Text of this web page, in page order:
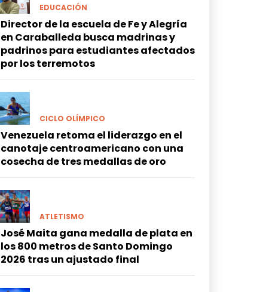
EDUCACIÓN
Director de la escuela de Fe y Alegría
en Caraballeda busca madrinas y
padrinos para estudiantes afectados
por los terremotos
CICLO OLÍMPICO
Venezuela retoma el liderazgo en el
canotaje centroamericano con una
cosecha de tres medallas de oro
ATLETISMO
José Maita gana medalla de plata en
los 800 metros de Santo Domingo
2026 tras un ajustado final